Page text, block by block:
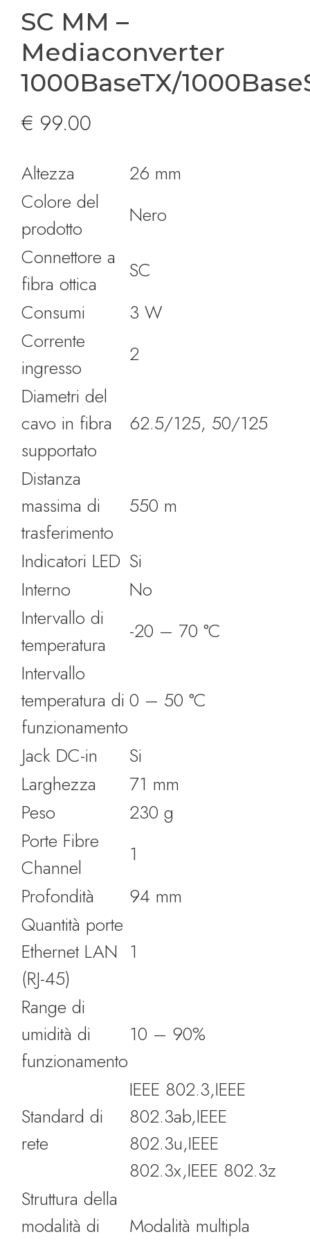
SC MM –
Mediaconverter
1000BaseTX/
€ 99.00
Altezza
26 mm
Colore del
prodotto
Nero
Connettore a
fibra ottica
SC
Consumi
3 W
Corrente
ingresso
2
Diametri del
cavo in fibra
supportato
62.5/125, 50/125
Distanza
massima di
trasferimento
550 m
Indicatori LED Si
Interno
No
Intervallo di
temperatura
-20 – 70 °C
Intervallo
temperatura di
funzionamento
0 – 50 °C
Jack DC-in
Si
Larghezza
71 mm
Peso
230 g
Porte Fibre
Channel
1
Profondità
94 mm
Quantità porte
Ethernet LAN
(RJ-45)
1
Range di
umidità di
funzionamento
10 – 90%
Standard di
rete
IEEE 802.3,IEEE
802.3ab,IEEE
802.3u,IEEE
802.3x,IEEE 802.3z
Struttura della
modalità di
Modalità multipla